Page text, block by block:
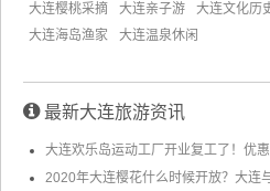
大连樱桃采摘 大连亲子游
大连文化历
大连海岛渔家
大连温泉休闲
最新大连旅游资讯
大连欢乐岛运动工厂开业复工了！优
2020年大连樱花什么时候开放？大连